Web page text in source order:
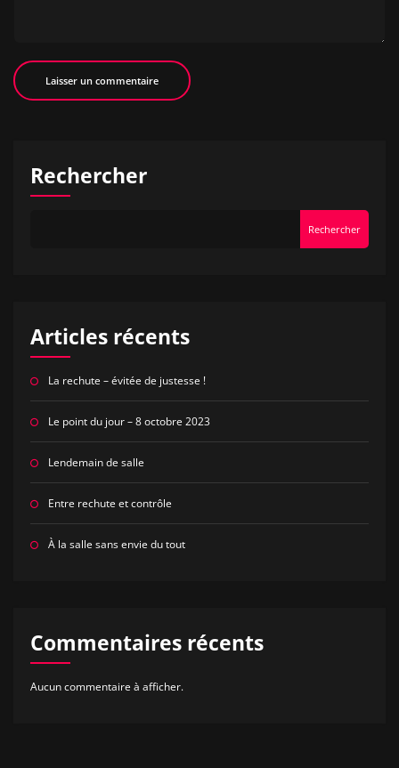
Rechercher
Rechercher
Articles récents
La rechute – évitée de justesse !
Le point du jour – 8 octobre 2023
Lendemain de salle
Entre rechute et contrôle
À la salle sans envie du tout
Commentaires récents
Aucun commentaire à afficher.